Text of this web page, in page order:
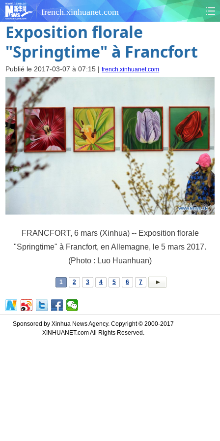
french.xinhuanet.com
Exposition florale
"Springtime" à Francfort
Publié le 2017-03-07 à 07:15 |french.xinhuanet.com
FRANCFORT, 6 mars (Xinhua) -- Exposition florale
"Springtime" à Francfort, en Allemagne, le 5 mars 2017.
(Photo : Luo Huanhuan)
1 2 3 4 5 6 7
Sponsored by Xinhua News Agency. Copyright © 2000-2017
XINHUANET.com All Rights Reserved.